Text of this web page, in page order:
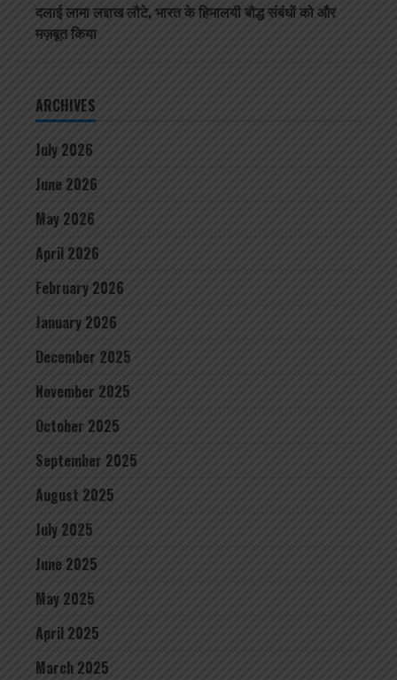
दलाई लामा लद्दाख लौटे, भारत के हिमालयी बौद्ध संबंधों को और
मज़बूत किया
ARCHIVES
July 2026
June 2026
May 2026
April 2026
February 2026
January 2026
December 2025
November 2025
October 2025
September 2025
August 2025
July 2025
June 2025
May 2025
April 2025
March 2025